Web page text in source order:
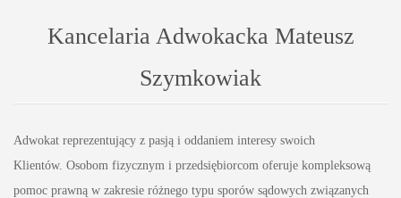
Kancelaria Adwokacka Mateusz
Szymkowiak
Adwokat reprezentujący z pasją i oddaniem interesy swoich
Klientów. Osobom fizycznym i przedsiębiorcom oferuje kompleksową
pomoc prawną w zakresie różnego typu sporów sądowych związanych